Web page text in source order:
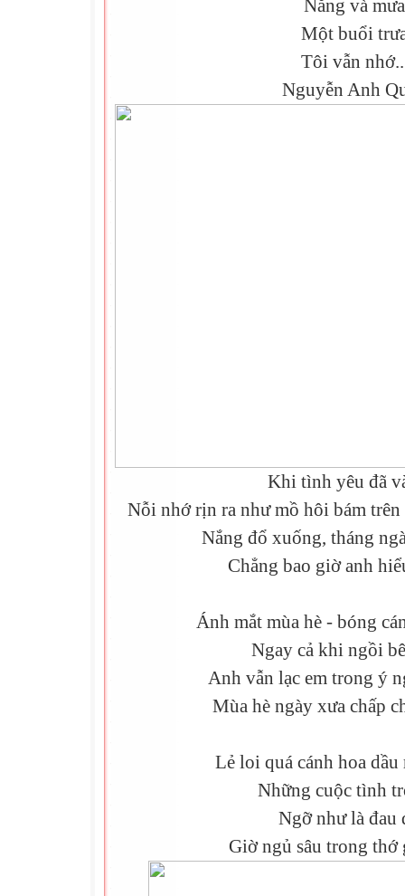
Nắng và mưa
Một buổi
Tôi vẫn
Nguyễn Anh
Khi tình yêu đã
Nỗi nhớ rịn ra như mồ hôi bám trên
Nắng đổ xuống, tháng
Chẳng bao giờ anh
Ánh mắt mùa hè - bóng
Ngay cả khi ngồi
Anh vẫn lạc em trong ý
Mùa hè ngày xưa chấp
Lẻ loi quá cánh hoa
Những cuộc tình
Ngỡ như là đau
Giờ ngủ sâu trong